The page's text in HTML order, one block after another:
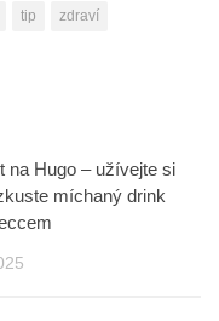
tip zdraví
na Hugo – užívejte si
míchaný drink